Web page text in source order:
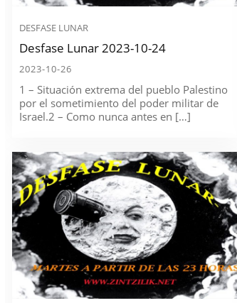
DESFASE LUNAR
Desfase Lunar 2023-10-24
2023-10-26
1 – Situación extrema del pueblo Palestino
por el sometimiento del poder militar de
Israel.2 – Como nunca antes en […]